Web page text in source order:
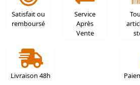
Satisfait ou
remboursé
Service
Après
Vente
Livraison 48h